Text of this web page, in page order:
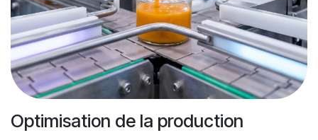
Optimisation de la production